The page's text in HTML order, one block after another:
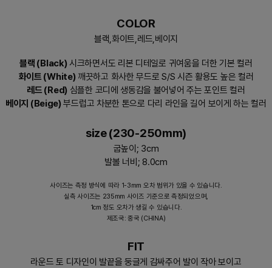
COLOR
블랙,화이트,레드,베이지
블랙 (Black) 시크하면서도 리본 디테일로 귀여움을 더한 기본 컬러
화이트 (White) 깨끗하고 화사한 무드로 S/S 시즌 활용도 높은 컬러
레드 (Red) 심플한 코디에 생동감을 불어넣어 주는 포인트 컬러
베이지 (Beige) 부드럽고 차분한 톤으로 다리 라인을 길어 보이게 하는 컬러
size (230-250mm)
굽높이; 3cm
발볼 너비; 8.0cm
사이즈는 측정 방식에 따라 1-3mm 오차 범위가 있을 수 있습니다.
실측 사이즈는 235mm 사이즈 기준으로 측정되었으며,
1cm 정도 오차가 생길 수 있습니다.
제조국: 중국 (CHINA)
FIT
라운드 토 디자인이 발끝을 둥글게 감싸주어 발이 작아 보이고